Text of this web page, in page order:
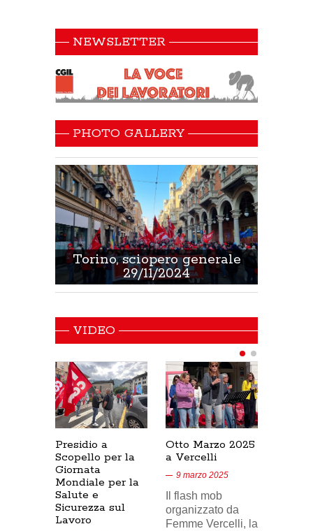
NEWSLETTER
PHOTO GALLERY
Torino, sciopero generale
29/11/2024
VIDEO
Presidio a
Scopello per la
Giornata
Mondiale per la
Salute e
Sicurezza sul
Lavoro
Otto Marzo 2025
a Vercelli
9 marzo 2025
Il flash mob
organizzato da
Femme Vercelli, la